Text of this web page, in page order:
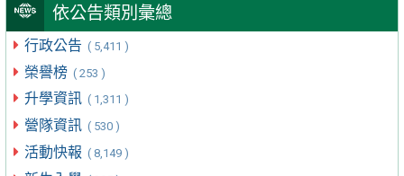
依公告類別彙總
行政公告 ( 5,411 )
榮譽榜 ( 253 )
升學資訊 ( 1,311 )
營隊資訊 ( 530 )
活動快報 ( 8,149 )